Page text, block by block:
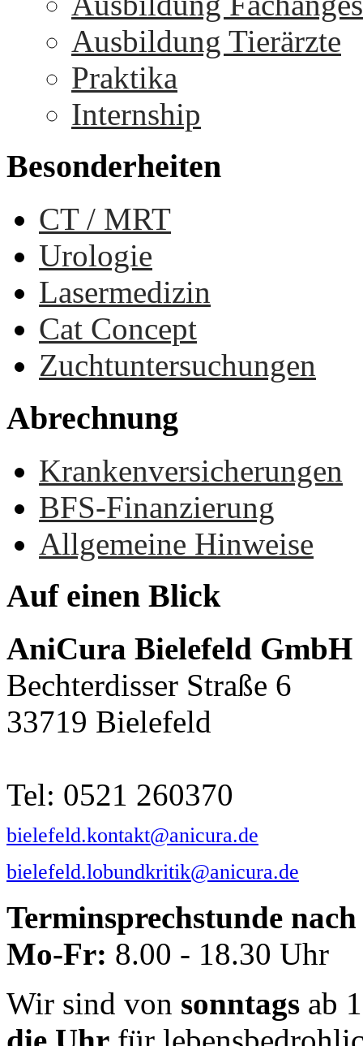
Ausbildung Tierärzte
Praktika
Internship
Besonderheiten
CT / MRT
Urologie
Lasermedizin
Cat Concept
Zuchtuntersuchungen
Abrechnung
Krankenversicherungen
BFS-Finanzierung
Allgemeine Hinweise
Auf einen Blick
AniCura Bielefeld GmbH
Bechterdisser Straße 6
33719 Bielefeld
Tel: 0521 260370
bielefeld.kontakt@anicura.de
bielefeld.lobundkritik@anicura.de
Terminsprechstunde
Mo-Fr: 8.00 - 18.30 Uhr
Wir sind von sonntags ab